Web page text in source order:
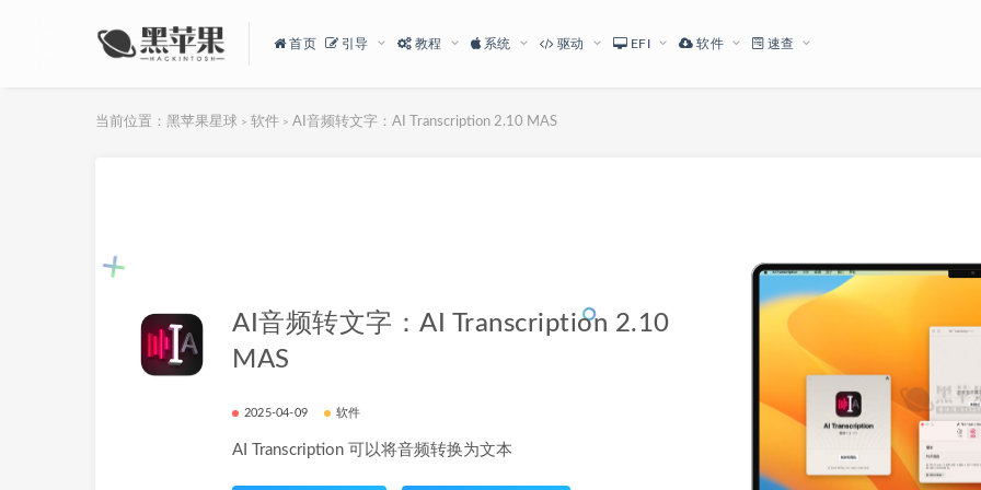
首页 引导 教程 系统 驱动 EFI 软件 速查
当前位置： 黑苹果星球 > 软件 > AI音频转文字：AI Transcription 2.10 MAS
AI音频转文字：AI Transcription 2.10
MAS
2025-04-09 软件
AI Transcription 可以将音频转换为文本